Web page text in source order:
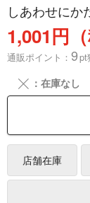
しあわせにか
1,001円（
通販ポイント： 9pt
╳ ：在庫なし
店舗在庫